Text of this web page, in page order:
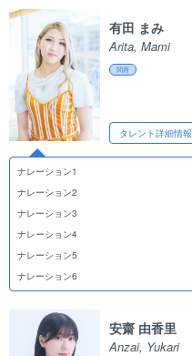
有田 まみ
Arita, Mami
関西
タレント詳細情報
ナレーション1
ナレーション2
ナレーション3
ナレーション4
ナレーション5
ナレーション6
安齋 由香里
Anzai, Yukari